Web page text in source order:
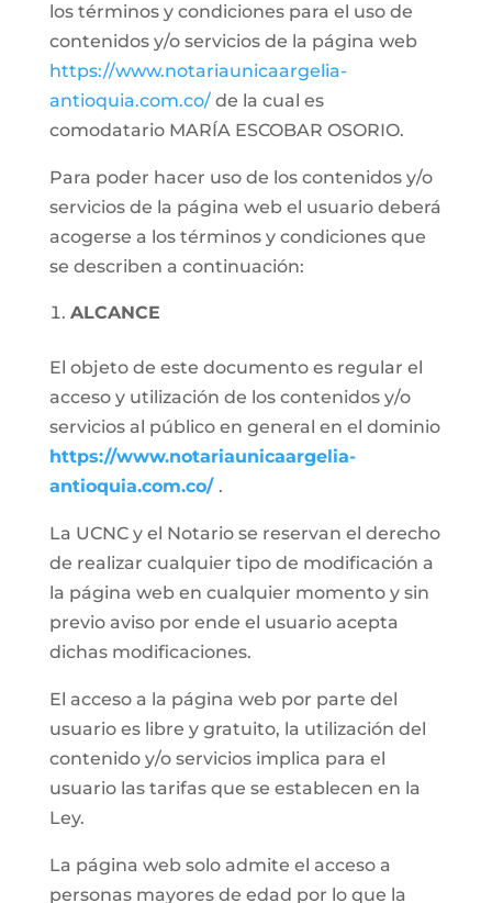
los términos y condiciones para el uso de
contenidos y/o servicios de la página web
https://www.notariaunicaargelia-
antioquia.com.co/ de la cual es
comodatario MARÍA ESCOBAR OSORIO.
Para poder hacer uso de los contenidos y/o
servicios de la página web el usuario deberá
acogerse a los términos y condiciones que
se describen a continuación:
ALCANCE
El objeto de este documento es regular el
acceso y utilización de los contenidos y/o
servicios al público en general en el dominio
https://www.notariaunicaargelia-
antioquia.com.co/ .
La UCNC y el Notario se reservan el derecho
de realizar cualquier tipo de modificación a
la página web en cualquier momento y sin
previo aviso por ende el usuario acepta
dichas modificaciones.
El acceso a la página web por parte del
usuario es libre y gratuito, la utilización del
contenido y/o servicios implica para el
usuario las tarifas que se establecen en la
Ley.
La página web solo admite el acceso a
personas mayores de edad por lo que la